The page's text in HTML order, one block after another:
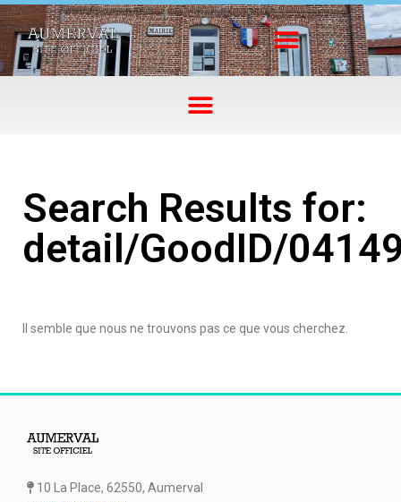
Search Results for:
detail/GoodID/
Il semble que nous ne trouvons pas ce que vous cherchez.
10 La Place, 62550, Aumerval